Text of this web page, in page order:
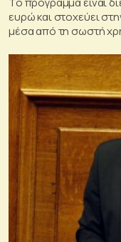
ευρώ και στοχεύει
μέσα από τη σωστή